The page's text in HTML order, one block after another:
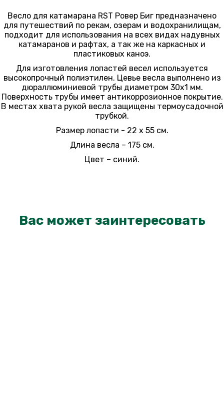
Весло для катамарана RST Ровер Биг предназначено
для путешествий по рекам, озерам и водохранилищам,
подходит для использования на всех видах надувных
катамаранов и рафтах, а так же на каркасных и
пластиковых каноэ.
Для изготовления лопастей весел используется
высокопрочный полиэтилен. Цевье весла выполнено из
дюраллюминиевой трубы диаметром 30х1 мм.
Поверхность трубы имеет антикоррозионное покрытие.
В местах хвата рукой весла защищены термоусадочной
трубкой.
Размер лопасти - 22 х 55 см.
Длина весла – 175 см.
Цвет – синий.
Вас может заинтересовать